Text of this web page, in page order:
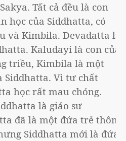
Tất cả đều là con
học của Siddhatta, có
và Kimbila. Devadatta là
Kaludayi là con của
triều, Kimbila là một
Siddhatta. Vì tư chất
học rất mau chóng.
là giáo sư
đã là một đứa trẻ thông
Siddhatta mới là đứa